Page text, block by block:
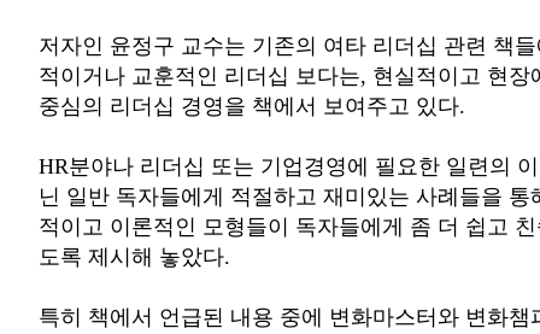
저자인 윤정구 교수는 기존의 여타 리더십 관련 책
적이거나 교훈적인 리더십 보다는, 현실적이고 현장
중심의 리더십 경영을 책에서 보여주고 있다.
HR분야나 리더십 또는 기업경영에 필요한 일련의
닌 일반 독자들에게 적절하고 재미있는 사례들을
적이고 이론적인 모형들이 독자들에게 좀 더 쉽고
도록 제시해 놓았다.
특히 책에서 언급된 내용 중에 변화마스터와 변화챔